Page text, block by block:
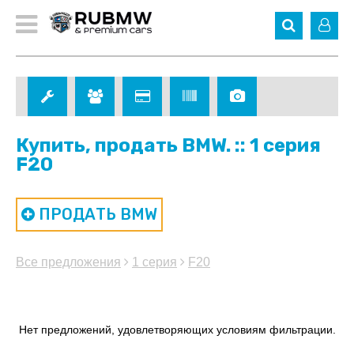
Купить, продать BMW. :: 1 серия
F20
ПРОДАТЬ BMW
Все предложения 1 серия F20
Нет предложений, удовлетворяющих условиям фильтрации.